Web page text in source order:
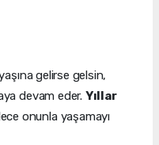
gelirse gelsin,
devam eder. Yıllar
onunla yaşamayı